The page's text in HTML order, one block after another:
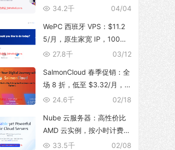
P，100Mbps 无限流量04/04
34.2千
WePC 西班牙 VPS：$11.2
5/月，原生家宽 IP，100Mb
ps 带宽，1T 流量，支持 Tik
03/12
27.8千
SalmonCloud 春季促销：全
场 8 折，低至 $3.32/月，
高性能 CPU + 10Gbps 大带
区
02/18
24.6千
Nube 云服务器：高性价比
AMD 云实例，按小时计费，
10Gbps 大带宽，解锁流媒
02/08
33.5千